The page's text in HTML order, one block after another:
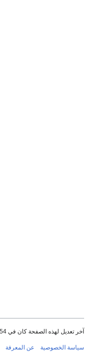
آخر تعديل لهذه الصفحة كان في 23:54, 14 نوفمبر 2019.
سياسة الخصوصية عن المعرفة